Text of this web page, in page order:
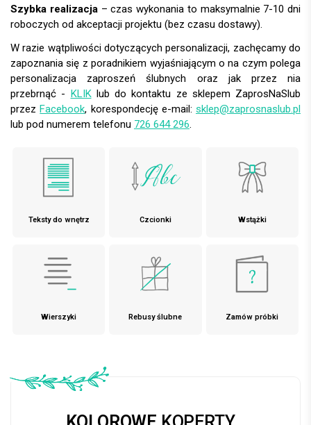
Szybka realizacja– czas wykonania to maksymalnie 7-10 dni
roboczych od akceptacji projektu (bez czasu dostawy).
W razie wątpliwości dotyczących personalizacji, zachęcamy do
zapoznania się z poradnikiem wyjaśniającym o na czym polega
personalizacja zaproszeń ślubnych oraz jak przez nia
przebrnąć - KLIKlub do kontaktu ze sklepem ZaprosNaSlub
przezFacebook, korespondecję e-mail: sklep@zaprosnaslub.pl
lub pod numerem telefonu 726 644 296
Teksty do wnętrz Czcionki Wstążki
Wierszyki Rebusy ślubne Zamów próbki